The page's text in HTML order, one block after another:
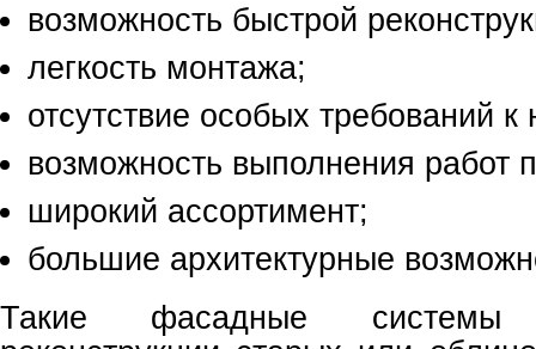
возможность быстрой
легкость монтажа;
отсутствие особых требований
возможность выполнения работ
широкий ассортимент;
большие архитектурные
Такие фасадные